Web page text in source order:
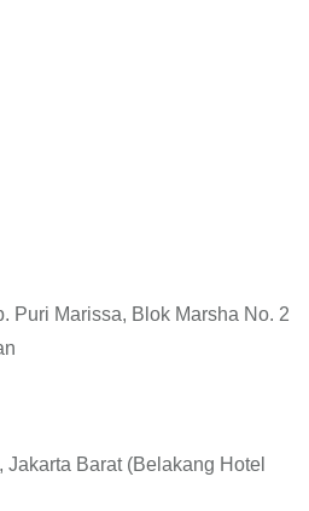
Puri Marissa, Blok Marsha No. 2
Barat (Belakang Hotel